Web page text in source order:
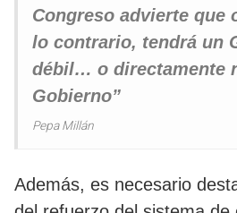
Congreso advierte que
lo contrario, tendrá un
débil… o directamente
Gobierno”
Pepa Millán
Además, es necesario